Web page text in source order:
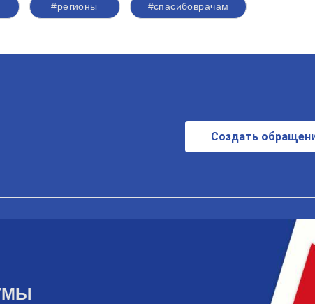
#регионы #спасибоврачам
Создать